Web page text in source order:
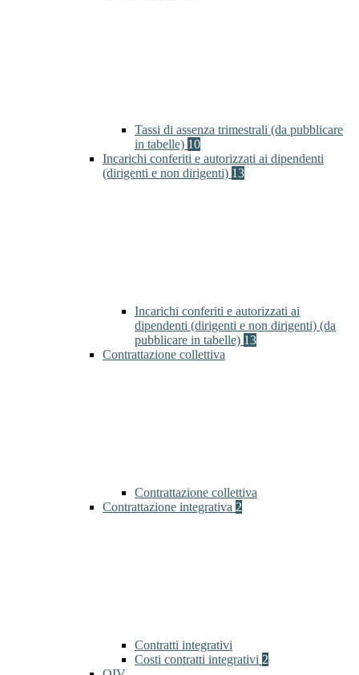
Tassi di assenza trimestrali (da pubblicare
in tabelle) 10
Incarichi conferiti e autorizzati ai dipendenti
(dirigenti e non dirigenti) 13
Incarichi conferiti e autorizzati ai
dipendenti (dirigenti e non dirigenti) (da
pubblicare in tabelle) 13
Contrattazione collettiva
Contrattazione collettiva
Contrattazione integrativa 2
Contratti integrativi
Costi contratti integrativi 2